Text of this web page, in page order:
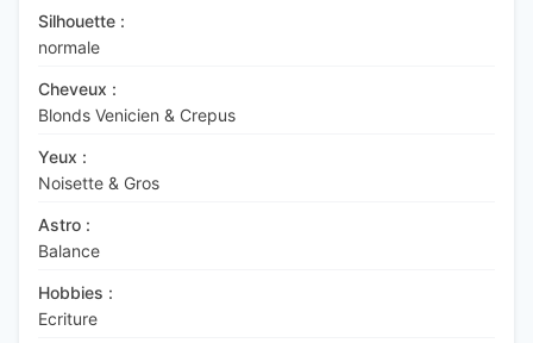
Silhouette :
normale
Cheveux :
Blonds Venicien & Crepus
Yeux :
Noisette & Gros
Astro :
Balance
Hobbies :
Ecriture